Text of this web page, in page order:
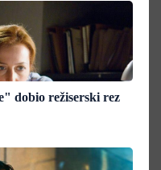
dobio režiserski rez